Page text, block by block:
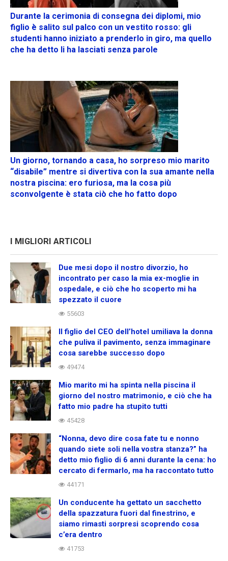
Durante la cerimonia di consegna dei diplomi, mio
figlio è salito sul palco con un vestito rosso: gli
studenti hanno iniziato a prenderlo in giro, ma quello
che ha detto li ha lasciati senza parole
Un giorno, tornando a casa, ho sorpreso mio marito
“disabile” mentre si divertiva con la sua amante nella
nostra piscina: ero furiosa, ma la cosa più
sconvolgente è stata ciò che ho fatto dopo
I MIGLIORI ARTICOLI
Due mesi dopo il nostro divorzio, ho
incontrato per caso la mia ex-moglie in
ospedale, e ciò che ho scoperto mi ha
spezzato il cuore
55603
Il figlio del CEO dell’hotel umiliava la donna
che puliva il pavimento, senza immaginare
cosa sarebbe successo dopo
49474
Mio marito mi ha spinta nella piscina il
giorno del nostro matrimonio, e ciò che ha
fatto mio padre ha stupito tutti
45428
“Nonna, devo dire cosa fate tu e nonno
quando siete soli nella vostra stanza?” ha
detto mio figlio di 6 anni durante la cena: ho
cercato di fermarlo, ma ha raccontato tutto
44171
Un conducente ha gettato un sacchetto
della spazzatura fuori dal finestrino, e
siamo rimasti sorpresi scoprendo cosa
c’era dentro
41753